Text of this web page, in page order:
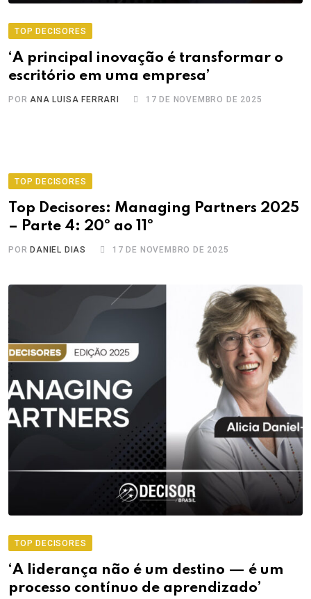
TOP DECISORES
‘A principal inovação é transformar o
escritório em uma empresa’
PORANA LUISA FERRARI 17 DE NOVEMBRO DE 2025
TOP DECISORES
Top Decisores: Managing Partners 2025
– Parte 4: 20º ao 11º
POR DANIEL DIAS 17 DE NOVEMBRO DE 2025
TOP DECISORES
‘A liderança não é um destino — é um
processo contínuo de aprendizado’